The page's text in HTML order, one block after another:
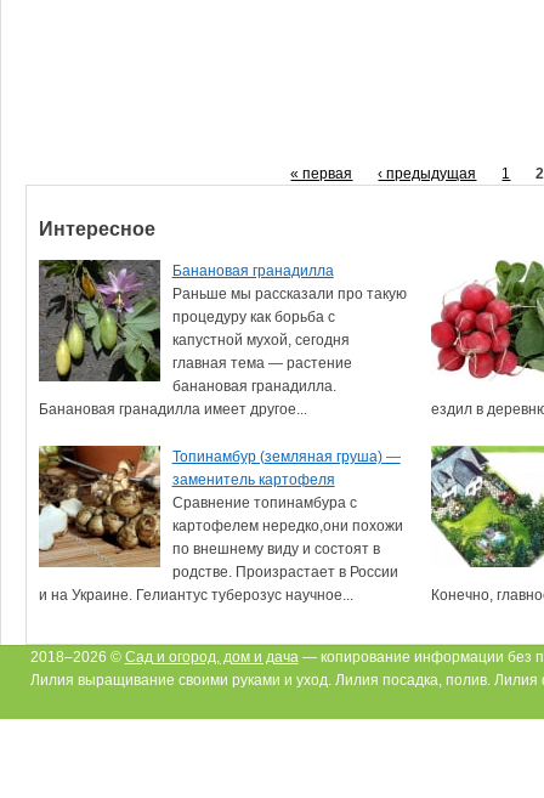
« первая ‹ предыдущая 1 2
Интересное
Банановая гранадилла
Раньше мы рассказали про такую
процедуру как борьба с
капустной мухой, сегодня
главная тема — растение
банановая гранадилла.
Банановая гранадилла имеет другое...
ездил в
Топинамбур (земляная груша) —
заменитель картофеля
Сравнение топинамбура с
картофелем нередко,они похожи
по внешнему виду и состоят в
родстве. Произрастает в России
и на Украине. Гелиантус туберозус научное...
Конечно,
2018–2026 © Сад и огород, дом и дача— копирование информации без
Лилия выращивание своими руками и уход. Лилия посадка, полив. Лилия